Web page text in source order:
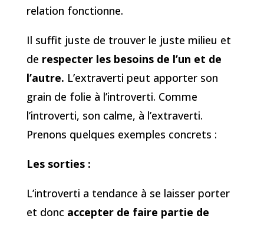
relation fonctionne.
Il suffit juste de trouver le juste milieu et
de respecter les besoins de l’un et de
l’autre. L’extraverti peut apporter son
grain de folie à l’introverti. Comme
l’introverti, son calme, à l’extraverti.
Prenons quelques exemples concrets :
Les sorties :
L’introverti a tendance à se laisser porter
et donc accepter de faire partie de